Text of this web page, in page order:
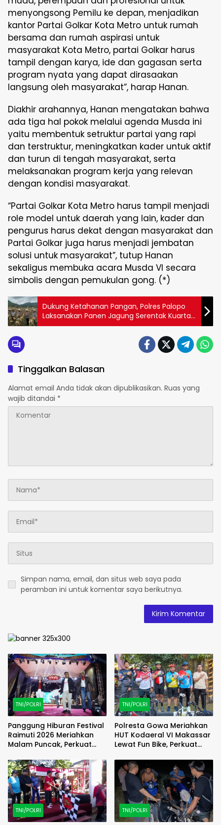
menyongsong Pemilu ke depan, menjadikan
kantor Partai Golkar Kota Metro untuk rumah
bersama dan rumah aspirasi untuk
masyarakat Kota Metro, partai Golkar harus
tampil dengan karya, ide dan gagasan serta
program nyata yang dapat dirasaakan
langsung oleh masyarakat”, harap Hanan.
Diakhir arahannya, Hanan mengatakan bahwa
ada tiga hal pokok melalui agenda Musda ini
yaitu membentuk setruktur partai yang rapi
dan terstruktur, meningkatkan kader untuk aktif
dan turun di tengah masyarakat, serta
melaksanakan program kerja yang relevan
dengan kondisi masyarakat.
“Partai Golkar Kota Metro harus tampil menjadi
role model untuk daerah yang lain, kader dan
pengurus harus dekat dengan masyarakat dan
Partai Golkar juga harus menjadi jembatan
solusi untuk masyarakat”, tutup Hanan
sekaligus membuka acara Musda VI secara
simbolis dengan pemukulan gong. (*)
Dukung Ketahanan Pangan, Polres Palopo
Laksanakan Panen Jagung Serentak Kuartal 1
Tahun 2026
Tinggalkan Balasan
Alamat email Anda tidak akan dipublikasikan. Ruas yang
wajib ditandai *
Simpan nama, email, dan situs web saya pada
peramban ini untuk komentar saya berikutnya.
TNI/POLRI
Panggung Hiburan Festival
Raimuti 2026 Meriahkan
Malam Puncak, Perkuat
Rakyat
TNI/POLRI
Polresta Gowa Meriahkan
HUT Kodaeral VI Makassar
Lewat Fun Bike, Perkuat
TNI/POLRI TNI/POLRI